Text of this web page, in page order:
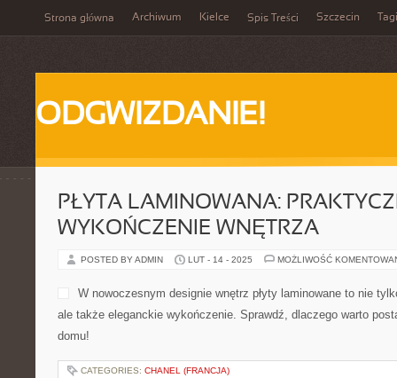
Strona główna Archiwum Kielce Spis Treści Szczecin Tagi
ODGWIZDANIE!
PŁYTA LAMINOWANA:
WYKOŃCZENIE WNĘTRZA
POSTED BY ADMIN LUT - 14 - 2025 MOŻLIWOŚĆ
W nowoczesnym designie wnętrz płyty laminowane to nie
ale także eleganckie wykończenie. Sprawdź, dlaczego warto
domu!
CATEGORIES: CHANEL (FRANCJA)